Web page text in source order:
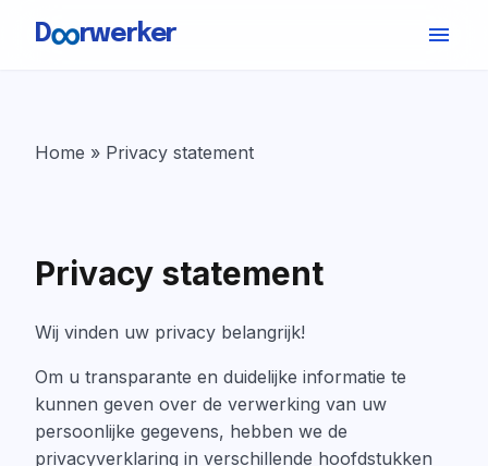
D∞rwerker
Home » Privacy statement
Privacy statement
Wij vinden uw privacy belangrijk!
Om u transparante en duidelijke informatie te
kunnen geven over de verwerking van uw
persoonlijke gegevens, hebben we de
privacyverklaring in verschillende hoofdstukken